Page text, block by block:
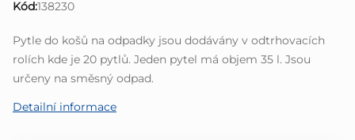
0,0
Kód:138230
Pytle do košů na odpadky jsou dodávány v odtrhovacích
rolích kde je 20 pytlů. Jeden pytel má objem 35 l. Jsou
určeny na směsný odpad.
Detailní informace